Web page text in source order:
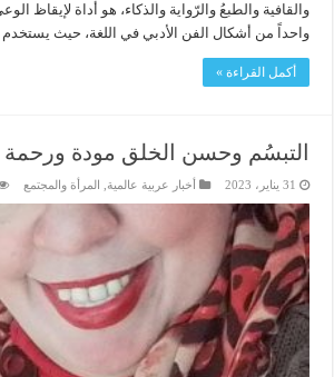
والقافية والطبعُ والرّواية والذكاء، هو أداة لإيقاظ
واحداً من أشكال الفن الأدبي في اللغة، حيث
أكمل القراءة »
التبسُم وحسن الخلق مودة ورحمة
31 يناير، 2023 أخبار عربية عالمية المرأة والمجتمع